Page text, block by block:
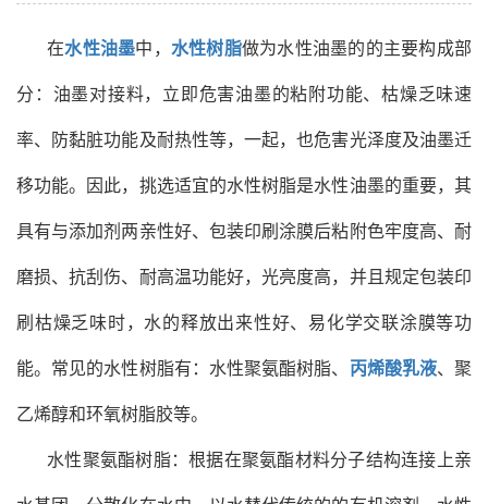
在水性油墨中， 水性树脂做为水性油墨的的主要构成部
分：油墨对接料，立即危害油墨的粘附功能、枯燥乏味速
率、防黏脏功能及耐热性等，一起，也危害光泽度及油墨迁
移功能。因此，挑选适宜的水性树脂是水性油墨的重要，其
具有与添加剂两亲性好、包装印刷涂膜后粘附色牢度高、耐
磨损、抗刮伤、耐高温功能好，光亮度高，并且规定包装印
刷枯燥乏味时，水的释放出来性好、易化学交联涂膜等功
能。常见的水性树脂有：水性聚氨酯树脂、 丙烯酸乳液、聚
乙烯醇和环氧树脂胶等。
水性聚氨酯树脂：根据在聚氨酯材料分子结构连接上亲